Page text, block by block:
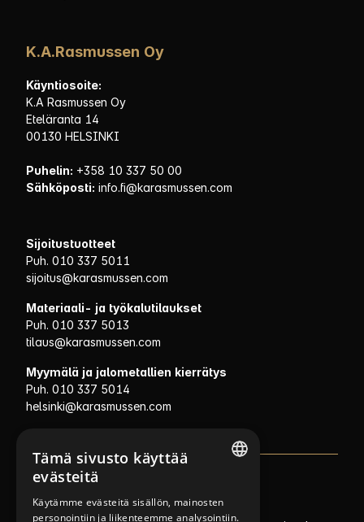
K.A.Rasmussen Oy
Käyntiosoite:
K.A Rasmussen Oy
Eteläranta 14
00130 HELSINKI
Puhelin: +358 10 337 50 00
Sähköposti: info.fi@karasmussen.com
Sijoitustuotteet
Puh. 010 337 5011
sijoitus@karasmussen.com
Materiaali- ja työkalutilaukset
Puh. 010 337 5013
tilaus@karasmussen.com
Myymälä ja jalometallien kierrätys
Puh. 010 337 5014
helsinki@karasmussen.com
Policies
FINNISH
Tämä sivusto käyttää
evästeitä
Käytämme evästeitä sisällön, mainosten
personointiin ja liikenteemme analysointiin.